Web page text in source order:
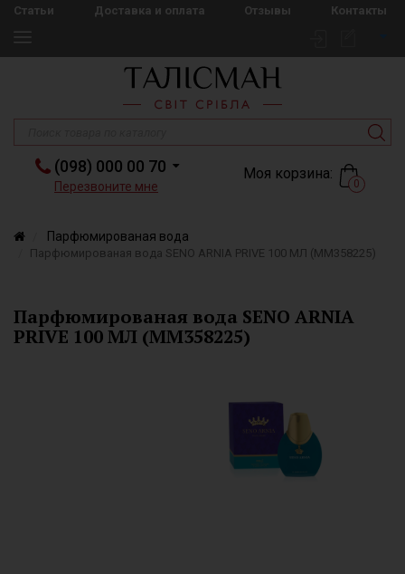
Статьи Доставка и оплата Отзывы Контакты
(098) 000 00 70
Перезвоните мне
Моя корзина:
0
Парфюмированая вода
Парфюмированая вода SENO ARNIA PRIVE 100 МЛ (MM358225)
Парфюмированая вода SENO ARNIA
PRIVE 100 МЛ (MM358225)